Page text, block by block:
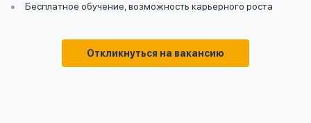
Бесплатное обучение, возможность карьерного роста
Откликнуться на вакансию
вопросы